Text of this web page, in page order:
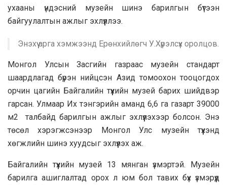
ухааны үндэсний музейн шинэ барилгын бүтээн
байгуулалтын ажлыг эхлүүллээ.
Энэхүү арга хэмжээнд Ерөнхийлөгч У.Хүрэлсүх оролцов.
Монгол Улсын Засгийн газраас музейн стандарт
шаардлагад бүрэн нийцсэн Азид томоохон тооцогдох
орчин цагийн Байгалийн түүхийн музей барих шийдвэр
гарсан. Улмаар Их тэнгэрийн аманд 6,6 га газарт 39000
м2 талбайд барилгын ажлыг эхлүүлэхээр болсон. Энэ
төсөл хэрэгжсэнээр Монгол Улс музейн түүхэнд
хөгжлийн шинэ хуудсыг эхлүүлэх аж.
Байгалийн түүхийн музей 13 мянган үзмэртэй. Музейн
барилга ашиглалтад орох л юм бол тавих бүх үзмэрүүд